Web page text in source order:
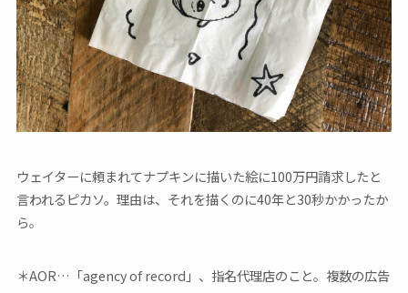
ウェイターに頼まれてナプキンに描いた絵に100万円請求したと
言われるピカソ。理由は、それを描くのに40年と30秒かかったか
ら。
＊AOR…「agency of record」、指名代理店のこと。複数の広告